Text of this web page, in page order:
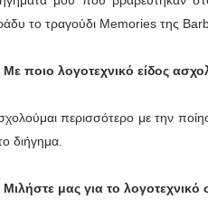
το τραγούδι Memories της
Με ποιο λογοτεχνικό είδος
περισσότερο με την
διήγημα.
Μιλήστε μας για το λογοτεχνικό